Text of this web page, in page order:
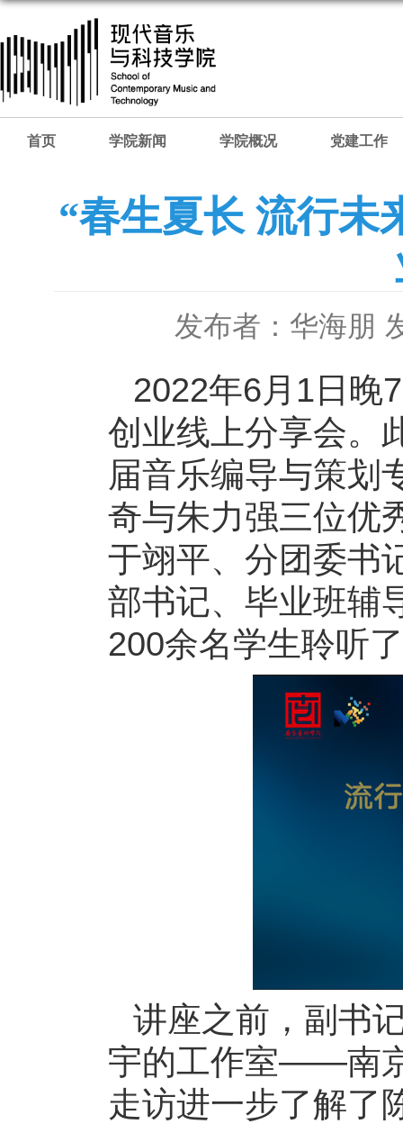
首页 学院新闻 学院概况 党建工作
“春生夏长 流行
发布者：华海朋
2022年6月1日晚
创业线上分享会。
届音乐编导与策划
奇与朱力强三位优
于翊平、分团委书
部书记、毕业班辅
200余名学生聆听
讲座之前，副书
宇的工作室——南
走访进一步了解了